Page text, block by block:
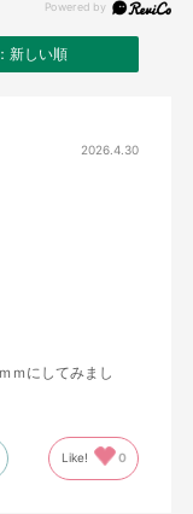
新しい順
2026.4.30
ｍにしてみまし
Like! 0